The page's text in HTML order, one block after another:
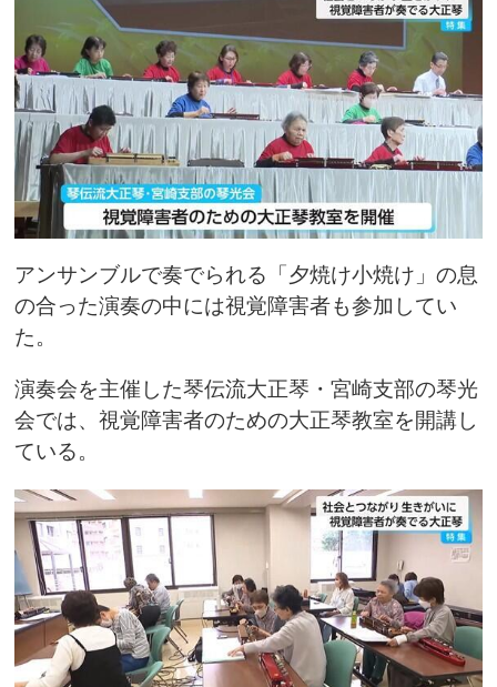
アンサンブルで奏でられる「夕焼け小焼け」の息
の合った演奏の中には視覚障害者も参加してい
た。
演奏会を主催した琴伝流大正琴・宮崎支部の琴光
会では、視覚障害者のための大正琴教室を開講し
ている。